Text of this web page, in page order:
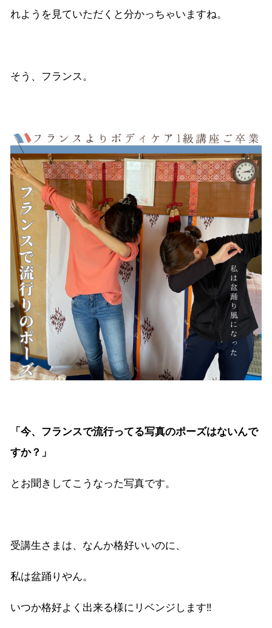
れようを見ていただくと分かっちゃいますね。
そう、フランス。
「今、フランスで流行ってる写真のポーズはないんで
すか？」
とお聞きしてこうなった写真です。
受講生さまは、なんか格好いいのに、
私は盆踊りやん。
いつか格好よく出来る様にリベンジします‼︎